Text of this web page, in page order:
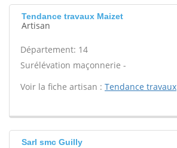
Tendance travaux Maizet
Artisan
Département: 14
Surélévation maçonnerie -
Voir la fiche artisan : Tendance travaux
Sarl smc Guilly